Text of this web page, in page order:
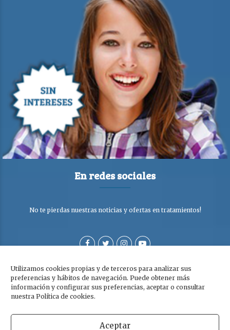
Utilizamos cookies propias y de terceros para analizar sus
preferencias y hábitos de navegación. Puede obtener más
información y configurar sus preferencias, aceptar o consultar
nuestra Política de cookies.
Aceptar
En redes sociales
No te pierdas nuestras noticias y ofertas en tratamientos!